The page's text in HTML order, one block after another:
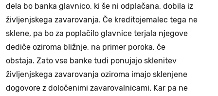
dela bo banka glavnico, ki še ni odplačana, dobila iz
življenjskega zavarovanja. Če kreditojemalec tega ne
sklene, pa bo za poplačilo glavnice terjala njegove
dediče oziroma bližnje, na primer poroka, če
obstaja. Zato vse banke tudi ponujajo sklenitev
življenjskega zavarovanja oziroma imajo sklenjene
dogovore z določenimi zavarovalnicami. Kar pa ne